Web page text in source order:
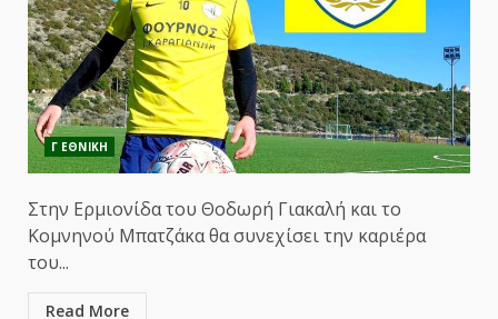
Γ ΕΘΝΙΚΗ
Στην Ερμιονίδα του Θοδωρή Γιακαλή και το
Κομνηνού Μπατζάκα θα συνεχίσει την καριέρα
του...
Read More